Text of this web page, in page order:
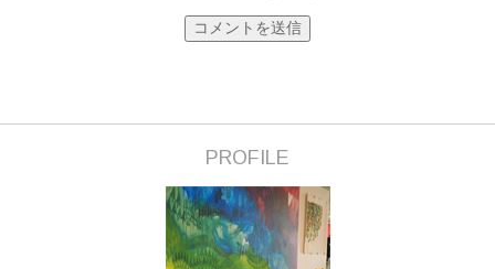
PROFILE